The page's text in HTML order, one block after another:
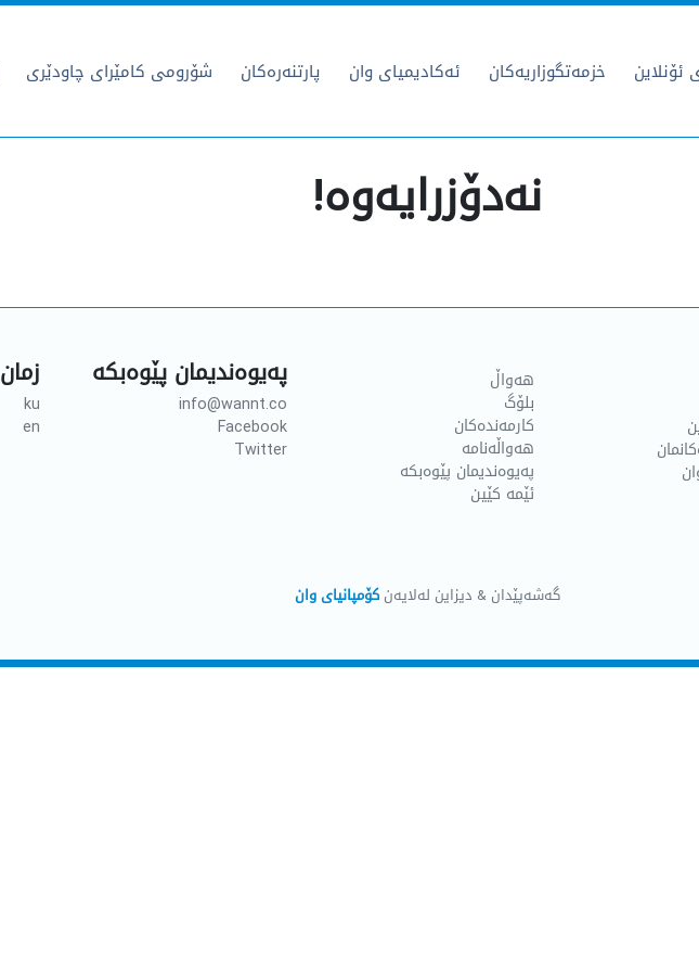
ئۆنلاین خزمەتگوزاریەکان ئەکادیمیای وان پارتنەرەکان شۆرومی کامێرای چاودێری
نەدۆزرایەوە!
هەواڵ
بلۆگ
کارمەندەکان
هەواڵەنامە
پەیوەندیمان پێوەبکە
ئێمە کێین
پەیوەندیمان پێوەبکە
info@wannt.co
Facebook
Twitter
زمان
ku
en
گەشەپێدان & دیزاین لەلایەنکۆمپانیای وان